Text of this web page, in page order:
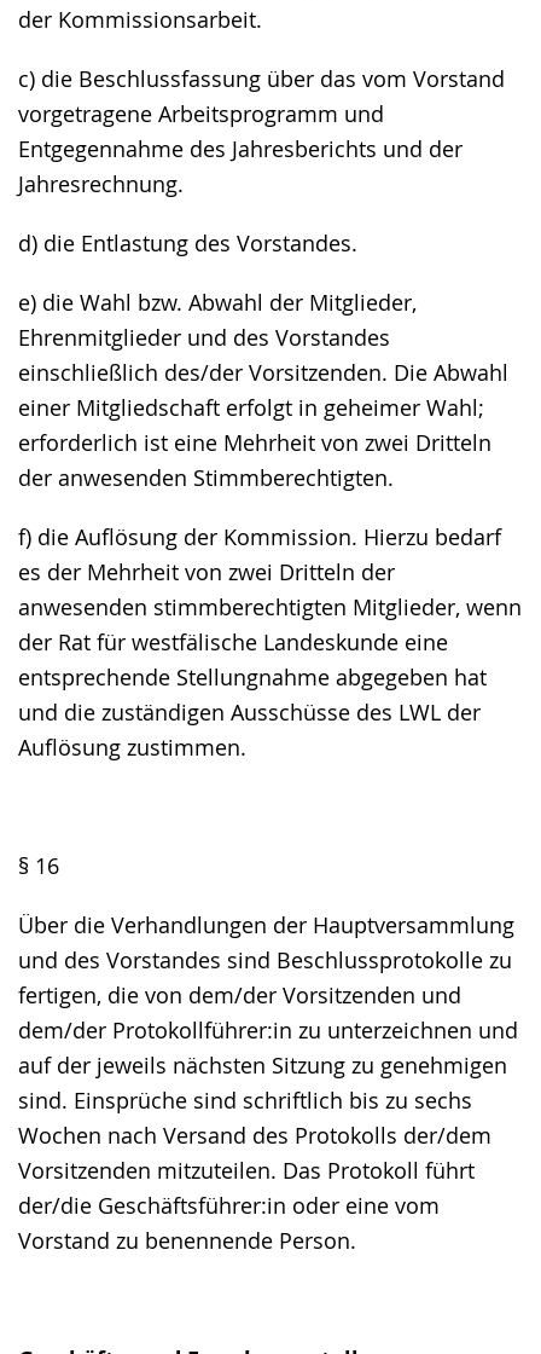
der Kommissionsarbeit.
c) die Beschlussfassung über das vom Vorstand
vorgetragene Arbeitsprogramm und
Entgegennahme des Jahresberichts und der
Jahresrechnung.
d) die Entlastung des Vorstandes.
e) die Wahl bzw. Abwahl der Mitglieder,
Ehrenmitglieder und des Vorstandes
einschließlich des/der Vorsitzenden. Die Abwahl
einer Mitgliedschaft erfolgt in geheimer Wahl;
erforderlich ist eine Mehrheit von zwei Dritteln
der anwesenden Stimmberechtigten.
f) die Auflösung der Kommission. Hierzu bedarf
es der Mehrheit von zwei Dritteln der
anwesenden stimmberechtigten Mitglieder, wenn
der Rat für westfälische Landeskunde eine
entsprechende Stellungnahme abgegeben hat
und die zuständigen Ausschüsse des LWL der
Auflösung zustimmen.
§ 16
Über die Verhandlungen der Hauptversammlung
und des Vorstandes sind Beschlussprotokolle zu
fertigen, die von dem/der Vorsitzenden und
dem/der Protokollführer:in zu unterzeichnen und
auf der jeweils nächsten Sitzung zu genehmigen
sind. Einsprüche sind schriftlich bis zu sechs
Wochen nach Versand des Protokolls der/dem
Vorsitzenden mitzuteilen. Das Protokoll führt
der/die Geschäftsführer:in oder eine vom
Vorstand zu benennende Person.